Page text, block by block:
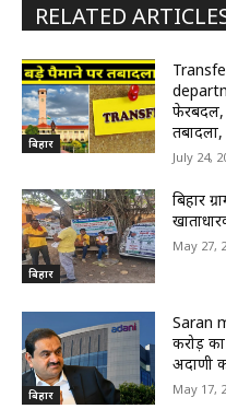
RELATED
बिहार
फेरबदल,
July 24,
बिहार
बिहार
May 27,
बिहार
Saran
करोड़
अदाणी
May 17,